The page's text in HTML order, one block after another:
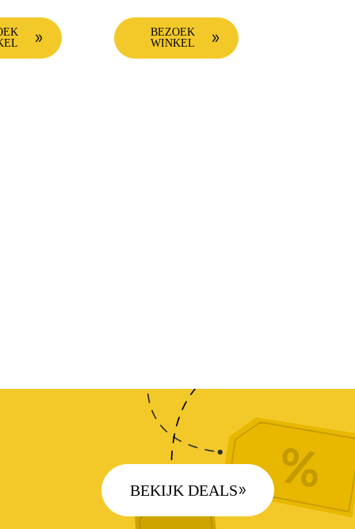
BEZOEK
WINKEL
BEKIJK DEALS